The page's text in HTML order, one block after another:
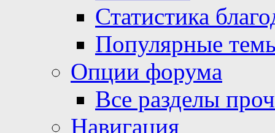
Статистика
Популярные
Опции форума
Все разделы
Навигация